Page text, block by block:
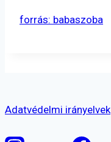
forrás: babaszoba
Adatvédelmi irányelvek